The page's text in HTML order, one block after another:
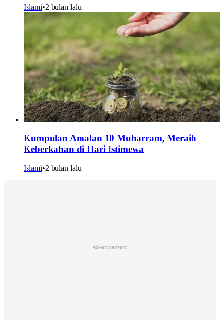
Islami•2 bulan lalu
Kumpulan Amalan 10 Muharram, Meraih
Keberkahan di Hari Istimewa
Islami•2 bulan lalu
Advertisement